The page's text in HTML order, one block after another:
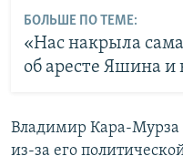
БОЛЬШЕ ПО ТЕМЕ:
«Нас накрыла
об аресте Яшина и
Владимир Кара-Мурза
из-за его